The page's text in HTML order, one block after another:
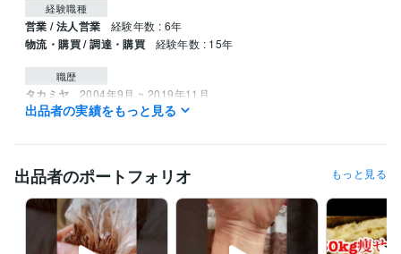
経験職種
営業 / 法人営業 経験年数 : 6年
物流・購買 / 調達・購買 経験年数 : 15年
職歴
タカミヤ 2004年9月 ~ 2019年11月
やのへいお気楽ダイエット 妻を笑顔にすること 1時間毎ダイエット
ングダイエット 満足度MAX！食べたい欲求をコントロールするダイ
エット革命 お気楽ダイエット 5分間ダイエット 血糖値コントロール
ダイエット 7ヶ月で33kg痩せた驚きの120選レシピ
妻を笑顔2する1
00のこと 痩せる黄金比 痩せる為の食事術 血液型ダイエット 最
出品者の実績をもっと見る
出品者のポートフォリオ もっと見る